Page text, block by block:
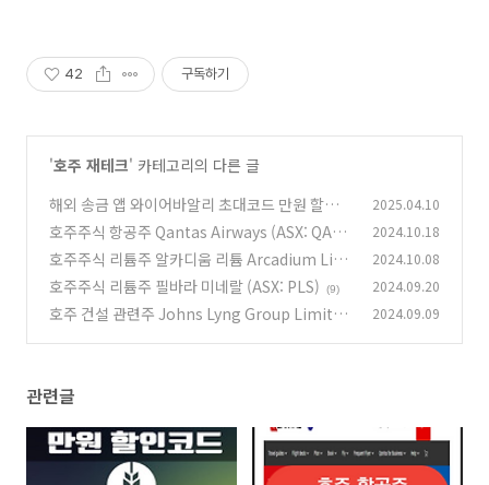
42 구독하기
'호주 재테크' 카테고리의 다른 글
해외 송금 앱 와이어바알리 초대코드 만원 할인코
드 받는 법 (0)
2025.04.10
호주주식 항공주 Qantas Airways (ASX: QAN)
(8)
2024.10.18
호주주식 리튬주 알카디움 리튬 Arcadium Lith
ium (ASX: LTM)
(36)
2024.10.08
호주주식 리튬주 필바라 미네랄 (ASX: PLS) (9) 2024.09.20
호주 건설 관련주 Johns Lyng Group Limited
2024.09.09
관련글